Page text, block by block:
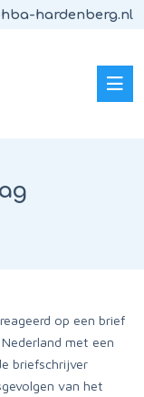
hardenberg.nl
op een brief
met een
briefschrijver
van het